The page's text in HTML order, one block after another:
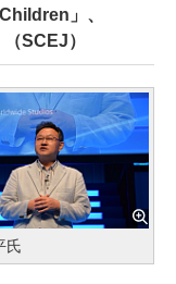
」、
SCEJ）
氏